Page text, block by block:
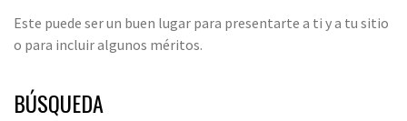
Este puede ser un buen lugar para presentarte a ti y a tu sitio
o para incluir algunos méritos.
BÚSQUEDA